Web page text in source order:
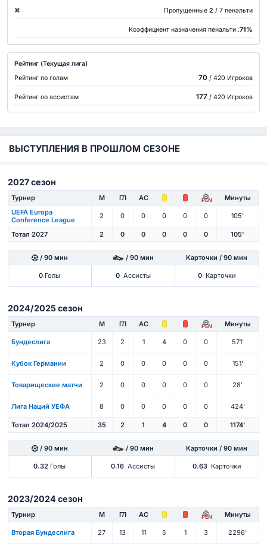
Пропущенные 2 / 7 пенальти
Коэффициент назначения пенальти :71%
Рейтинг (Текущая лига)
Рейтинг по голам
70/ 420 Игроков
Рейтинг по ассистам 177/ 420 Игроков
ВЫСТУПЛЕНИЯ В ПРОШЛОМ СЕЗОНЕ
2027 сезон
Турнир М ГЛ АС PEN
Минуты
UEFA Europa
Conference League
2 0 0 0 0 0 105'
Тотал 2027 2 0 0 0 0 0 105'
/ 90 мин / 90 мин Карточки / 90 мин
0 Голы 0 Ассисты 0 Карточки
2024/2025 сезон
Турнир М ГЛ АС PEN Минуты
Бундеслига 23 2 1 4 0 0 571'
Кубок Германии 2 0 0 0 0 0 151'
Товарищеские матчи 2 0 0 0 0 0 28'
Лига Наций УЕФА 8 0 0 0 0 0 424'
Тотал 2024/2025 35 2 1 4 0 0 1174'
/ 90 мин / 90 мин Карточки / 90 мин
0.32 Голы 0.16 Ассисты 0.63 Карточки
2023/2024 сезон
Турнир М ГЛ АС PEN Минуты
Вторая Бундеслига 27 13 11 5 1 3 2296'